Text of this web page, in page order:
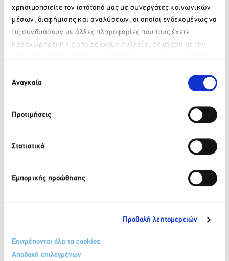
χρησιμοποιείτε τον ιστότοπό μας με συνεργάτες κοινωνικών
μέσων, διαφήμισης και αναλύσεων, οι οποίοι ενδεχομένως να
τις συνδυάσουν με άλλες πληροφορίες που τους έχετε
παραχωρήσει ή τις οποίες έχουν συλλέξει σε σχέση με την
των Cookies μας.
συγκατάθεσης
Αναγκαία
Προτιμήσεις
Στατιστικά
Εμπορικής προώθησης
Προβολή λεπτομερειών
Επιτρέπονται όλα τα cookies
Αποδοχή επιλεγμένων
Facebook Twitter LinkedIn
ΒΙΚΟΣ: Το φυσικό μεταλλικό νερό ΒΙΚΟΣ στο πλευρό της
αθλήτριας Γεωργίας Δαμασιώτη
Περισσότερα
των αθλητών που στηρίζει το φυσικό μεταλλικό νερό
Περισσότερα